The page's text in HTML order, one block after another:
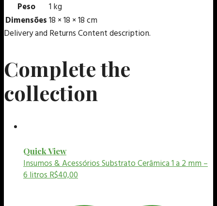
Peso
1 kg
Dimensões18 × 18 × 18 cm
Delivery and Returns Content description.
Complete the
collection
Quick View
Insumos & AcessóriosSubstrato Cerâmica 1 a 2 mm –
6 litrosR$40,00